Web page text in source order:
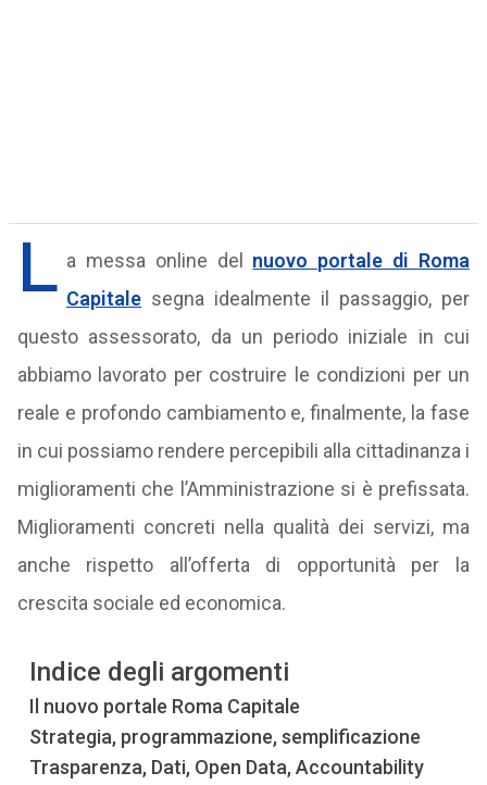
L a messa online del nuovo portale di Roma
Capitalesegna idealmente il passaggio, per
questo assessorato, da un periodo iniziale in cui
abbiamo lavorato per costruire le condizioni per un
reale e profondo cambiamento e, finalmente, la fase
in cui possiamo rendere percepibili alla cittadinanza i
miglioramenti che l’Amministrazione si è prefissata.
Miglioramenti concreti nella qualità dei servizi, ma
anche rispetto all’offerta di opportunità per la
crescita sociale ed economica.
Indice degli argomenti
Il nuovo portale Roma Capitale
Strategia, programmazione, semplificazione
Trasparenza, Dati, Open Data, Accountability